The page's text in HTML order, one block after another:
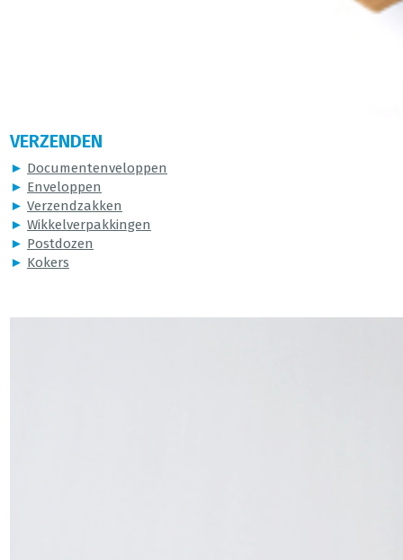
VERZENDEN
► Documentenveloppen
► Enveloppen
► Verzendzakken
► Wikkelverpakkingen
► Postdozen
► Kokers